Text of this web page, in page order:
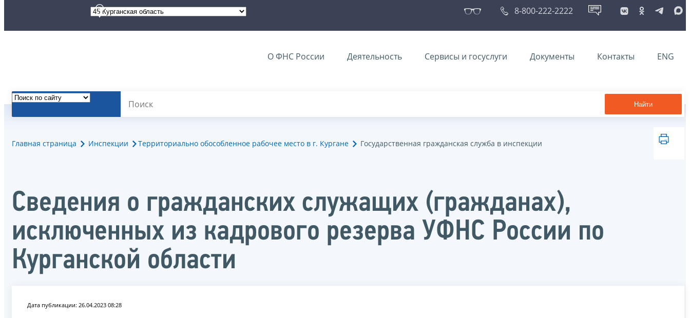
8-800-222-2222
О ФНС России Деятельность Сервисы и госуслуги Документы Контакты ENG
Найти
Главная страница Инспекции Территориально обособленное рабочее место в г. Кургане Государственная гражданская служба в инспекции
Сведения о гражданских служащих (гражданах),
исключенных из кадрового резерва УФНС России по
Курганской области
Дата публикации: 26.04.2023 08:28